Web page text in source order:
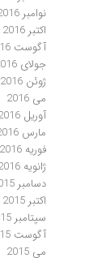
نوامبر 2016
اکتبر 2016
آگوست 2016
جولای 2016
ژوئن 2016
می 2016
آوریل 2016
مارس 2016
فوریه 2016
ژانویه 2016
دسامبر 2015
اکتبر 2015
سپتامبر 2015
آگوست 2015
می 2015